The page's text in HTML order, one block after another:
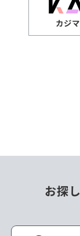
カジ
お探